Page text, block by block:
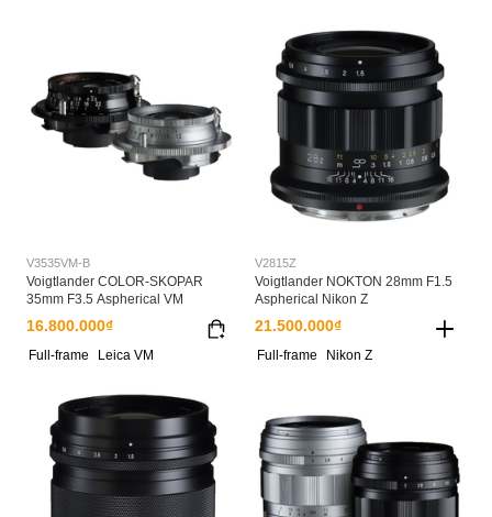
V3535VM-B
Voigtlander COLOR-SKOPAR
35mm F3.5 Aspherical VM
16.800.000₫
Full-frame Leica VM
V2815Z
Voigtlander NOKTON 28mm F1.5
Aspherical Nikon Z
21.500.000₫
Full-frame Nikon Z